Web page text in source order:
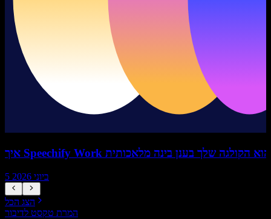
איך Speechify Work הוא הקולגה שלך בענן בינה מלאכותית
5 ביוני 2026
הצג הכל
המרת טקסט לדיבור